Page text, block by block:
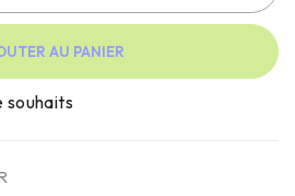
AU PANIER